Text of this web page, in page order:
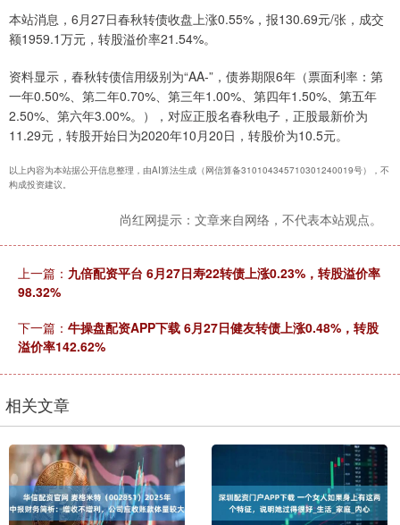
本站消息，6月27日春秋转债收盘上涨0.55%，报130.69元/张，成交
额1959.1万元，转股溢价率21.54%。
资料显示，春秋转债信用级别为“AA-”，债券期限6年（票面利率：第
一年0.50%、第二年0.70%、第三年1.00%、第四年1.50%、第五年
2.50%、第六年3.00%。），对应正股名春秋电子，正股最新价为
11.29元，转股开始日为2020年10月20日，转股价为10.5元。
以上内容为本站据公开信息整理，由AI算法生成（网信算备310104345710301240019号），不
构成投资建议。
尚红网提示：文章来自网络，不代表本站观点。
上一篇： 九倍配资平台 6月27日寿22转债上涨0.23%，转股溢价率
98.32%
下一篇： 牛操盘配资APP下载 6月27日健友转债上涨0.48%，转股
溢价率142.62%
相关文章